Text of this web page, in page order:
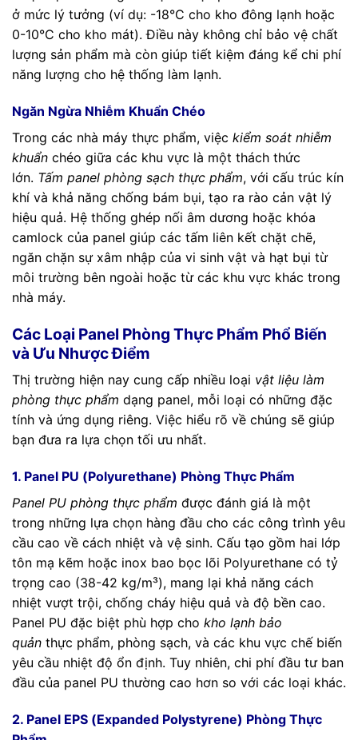
ở mức lý tưởng (ví dụ: -18°C cho kho đông lạnh hoặc
0-10°C cho kho mát). Điều này không chỉ bảo vệ chất
lượng sản phẩm mà còn giúp tiết kiệm đáng kể chi phí
năng lượng cho hệ thống làm lạnh.
Ngăn Ngừa Nhiễm Khuẩn Chéo
Trong các nhà máy thực phẩm, việc kiểm soát nhiễm
khuẩn chéo giữa các khu vực là một thách thức
lớn. Tấm panel phòng sạch thực phẩm, với cấu trúc kín
khí và khả năng chống bám bụi, tạo ra rào cản vật lý
hiệu quả. Hệ thống ghép nối âm dương hoặc khóa
camlock của panel giúp các tấm liên kết chặt chẽ,
ngăn chặn sự xâm nhập của vi sinh vật và hạt bụi từ
môi trường bên ngoài hoặc từ các khu vực khác trong
nhà máy.
Các Loại Panel Phòng Thực Phẩm Phổ Biến
và Ưu Nhược Điểm
Thị trường hiện nay cung cấp nhiều loại vật liệu làm
phòng thực phẩm dạng panel, mỗi loại có những đặc
tính và ứng dụng riêng. Việc hiểu rõ về chúng sẽ giúp
bạn đưa ra lựa chọn tối ưu nhất.
1. Panel PU (Polyurethane) Phòng Thực Phẩm
Panel PU phòng thực phẩm được đánh giá là một
trong những lựa chọn hàng đầu cho các công trình yêu
cầu cao về cách nhiệt và vệ sinh. Cấu tạo gồm hai lớp
tôn mạ kẽm hoặc inox bao bọc lõi Polyurethane có tỷ
trọng cao (38-42 kg/m³), mang lại khả năng cách
nhiệt vượt trội, chống cháy hiệu quả và độ bền cao.
Panel PU đặc biệt phù hợp cho kho lạnh bảo
quản thực phẩm, phòng sạch, và các khu vực chế biến
yêu cầu nhiệt độ ổn định. Tuy nhiên, chi phí đầu tư ban
đầu của panel PU thường cao hơn so với các loại khác.
2. Panel EPS (Expanded Polystyrene) Phòng Thực